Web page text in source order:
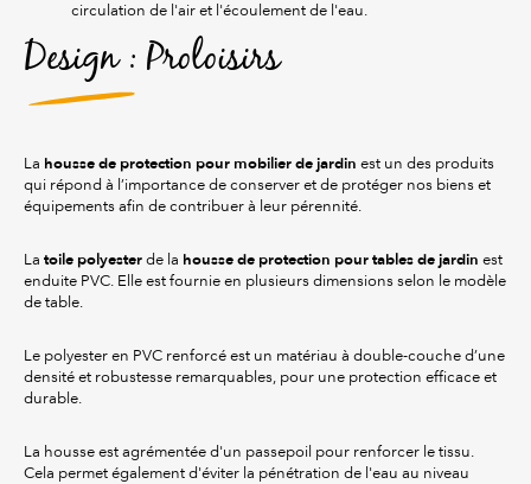
circulation de l'air et l'écoulement de l'eau.
Design : Proloisirs
La housse de protection pour mobilier de jardin est un des produits
qui répond à l’importance de conserver et de protéger nos biens et
équipements afin de contribuer à leur pérennité.
La toile polyester de la housse de protection pour tables de jardin est
enduite PVC. Elle est fournie en plusieurs dimensions selon le modèle
de table.
Le polyester en PVC renforcé est un matériau à double-couche d’une
densité et robustesse remarquables, pour une protection efficace et
durable.
La housse est agrémentée d'un passepoil pour renforcer le tissu.
Cela permet également d'éviter la pénétration de l'eau au niveau